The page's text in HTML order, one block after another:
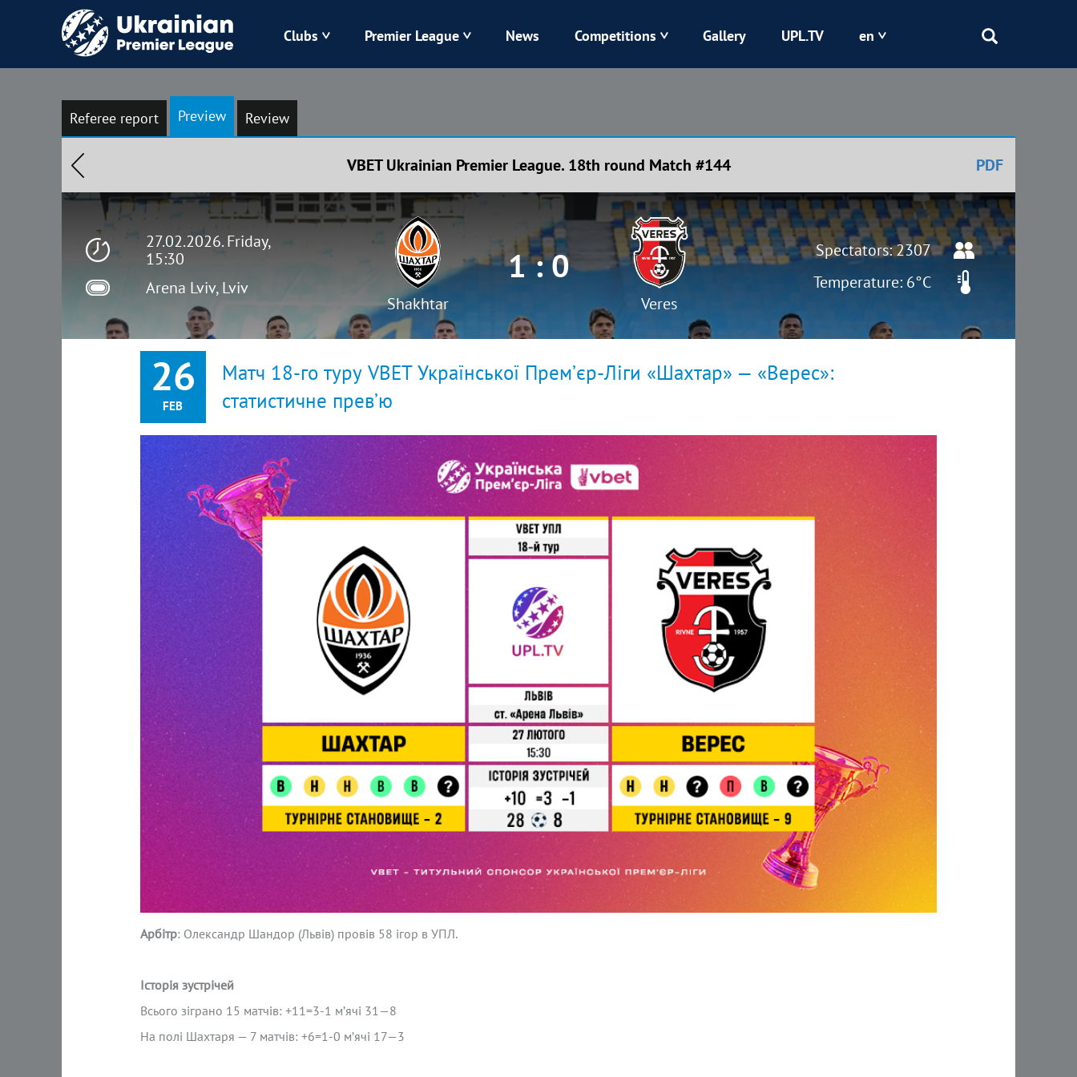
Clubs
Zorya Karpaty Kolos Kryvbas
Polissya Kharkiv Chornomorets Shakhtar
Premier League News Competitions Gallery UPL.TV en
Referee report Preview Review
VBET Ukrainian Premier League. 18th round Match #144 PDF
27.02.2026. Friday,
15:30
Arena Lviv, Lviv
Shakhtar
1 : 0
Veres
Spectators: 2307
Temperature: 6°C
26
FEB
Матч 18-го туру VBET Української Прем’єр-Ліги «Шахтар» — «Верес»:
статистичне прев’ю
Арбітр: Олександр Шандор (Львів) провів 58 ігор в УПЛ.
Історія зустрічей
Всього зіграно 15 матчів: +11=3-1 м’ячі 31—8
На полі Шахтаря — 7 матчів: +6=1-0 м’ячі 17—3